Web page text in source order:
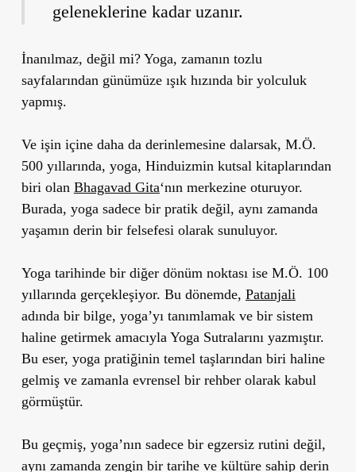
geleneklerine kadar uzanır.
İnanılmaz, değil mi? Yoga, zamanın tozlu
sayfalarından günümüze ışık hızında bir yolculuk
yapmış.
Ve işin içine daha da derinlemesine dalarsak, M.Ö.
500 yıllarında, yoga, Hinduizmin kutsal kitaplarından
biri olan Bhagavad Gita‘nın merkezine oturuyor.
Burada, yoga sadece bir pratik değil, aynı zamanda
yaşamın derin bir felsefesi olarak sunuluyor.
Yoga tarihinde bir diğer dönüm noktası ise M.Ö. 100
yıllarında gerçekleşiyor. Bu dönemde, Patanjali
adında bir bilge, yoga’yı tanımlamak ve bir sistem
haline getirmek amacıyla Yoga Sutralarını yazmıştır.
Bu eser, yoga pratiğinin temel taşlarından biri haline
gelmiş ve zamanla evrensel bir rehber olarak kabul
görmüştür.
Bu geçmiş, yoga’nın sadece bir egzersiz rutini değil,
aynı zamanda zengin bir tarihe ve kültüre sahip derin